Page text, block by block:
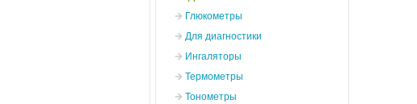
Глюкометры
Для диагностики
Ингаляторы
Термометры
Тонометры